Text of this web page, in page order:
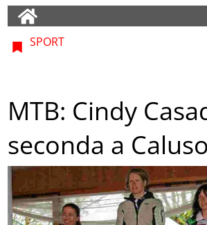
SPORT
MTB: Cindy
seconda a Caluso